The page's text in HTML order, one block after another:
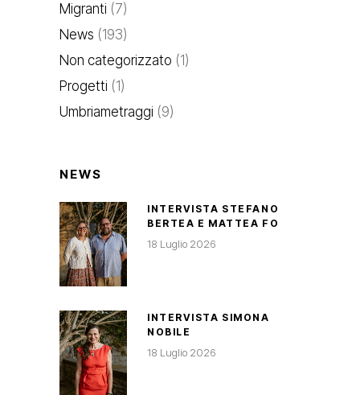
Migranti (7)
News (193)
Non categorizzato (1)
Progetti (1)
Umbriametraggi (9)
NEWS
INTERVISTA STEFANO
BERTEA E MATTEA FO
18 Luglio 2026
INTERVISTA SIMONA
NOBILE
18 Luglio 2026